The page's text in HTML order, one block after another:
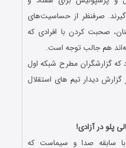
صرفنظر از حساسیت‌های
صحبت کردن با افرادی که
هم جالب توجه است.
که گزارشگران مطرح شبکه اول
دیدار تیم های استقلال
پلو در آزادی!
با سابقه صدا و سیماست که